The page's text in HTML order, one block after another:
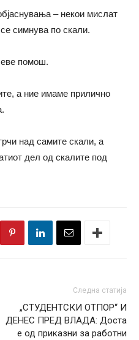
– некои мислат
симнува по скали.
еве помош.
а ние имаме прилично
над самите скали, а
дел од скалите под
Следна статија
„СТУДЕНТСКИ ОТПОР“ И
ДЕНЕС ПРЕД ВЛАДА: Доста
е од приказни за работни